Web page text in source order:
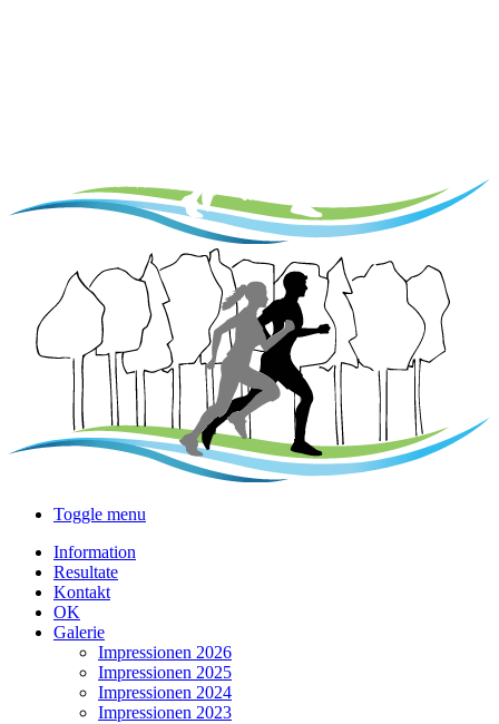
Toggle menu
Information
Resultate
Kontakt
OK
Galerie
Impressionen 2026
Impressionen 2025
Impressionen 2024
Impressionen 2023